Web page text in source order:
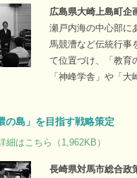
広島県大崎上島町
瀬戸内海の中心部に
馬競漕など伝統行事
て位置づけ、「教育
「神峰学舎」や「
の島」を目指す戦略策定
細はこちら（1,962KB）
長崎県対馬市総合